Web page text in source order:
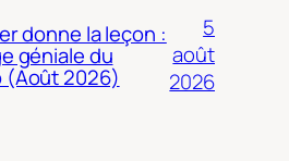
donne la leçon :
géniale du
(Août 2026)
5
août
2026